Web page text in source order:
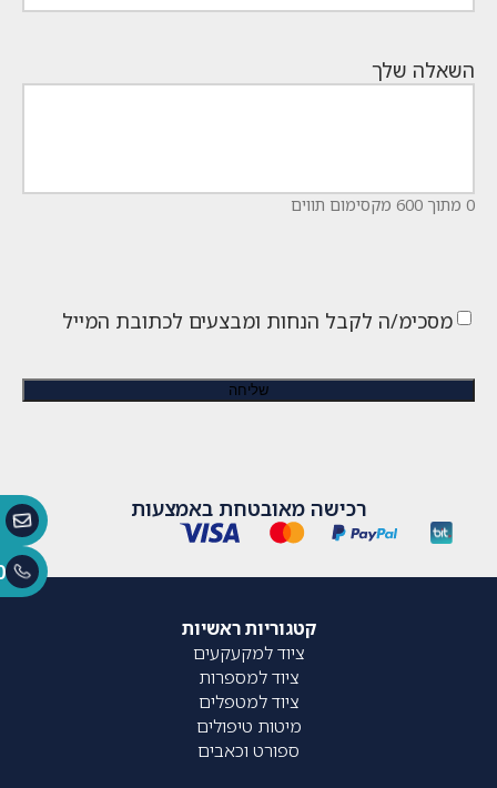
השאלה שלך
0 מתוך 600 מקסימום תווים
מסכימ/ה לקבל הנחות ומבצעים לכתובת המייל
רכישה מאובטחת באמצעות
קטגוריות ראשיות
ציוד למקעקעים
ציוד למספרות
ציוד למטפלים
מיטות טיפולים
ספורט וכאבים